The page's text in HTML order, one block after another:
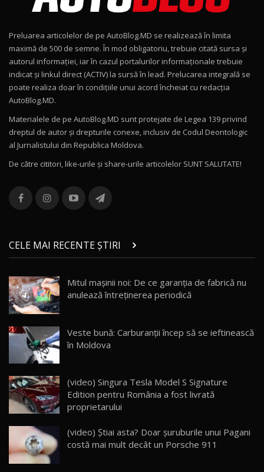
15:22
Mercedes-AMG E 53 HYBRID 4MATIC+ / Test
Drive AutoBlog.MD
16:27
11
Noul Volvo ES90 / Test Drive AutoBlog.MD
12
Noul MG HS / Test Drive AutoBlog.MD
16:48
13
combină aventura cu luxul / AutoBlog.MD
36:08
chinez care face lumea să se întoarcă după el
/ AutoBlog.MD
17:27
15 14:37
16
AutoBlogMD
13:10
17 20:06
30:08
Preluarea articolelor de pe AutoBlog.MD se realizează în limita
maximă de 500 de semne. În mod obligatoriu, trebuie citată sursa și
autorul informației, iar în cazul portalurilor informaționale trebuie
indicat și linkul direct (ACTIV) la sursă în lead. Prelucarea integrală se
poate realiza doar în condițiile unui acord încheiat cu redacţia
AutoBlog.MD.
Materialele de pe AutoBlog.MD sunt protejate de Legea 139 privind
dreptul de autor și drepturile conexe, inclusiv de Codul Deontologic
al Jurnalistului din Republica Moldova.
De către cititori, like-urile şi share-urile articolelor SUNT SALUTATE!
CELE MAI RECENTE ȘTIRI
Mitul mașinii noi: De ce garanția de fabrică nu
anulează întreținerea periodică
Veste bună: Carburanții încep să se ieftinească
în Moldova
(video) Singura Tesla Model S Signature
Edition pentru România a fost livrată
proprietarului
(video) Știai asta? Doar șuruburile unui Pagani
costă mai mult decât un Porsche 911